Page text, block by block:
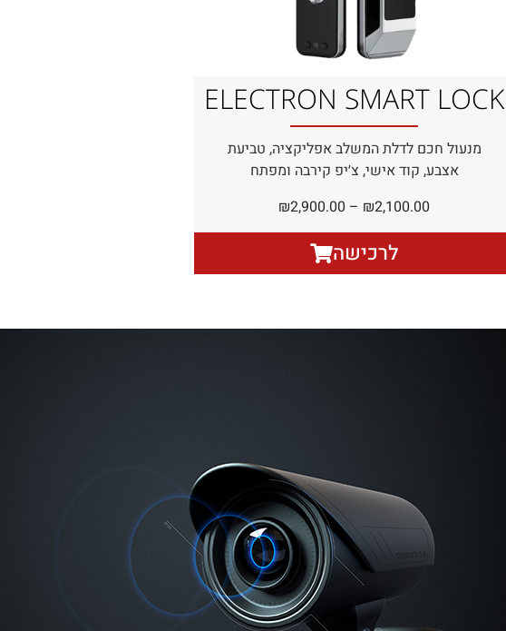
ELECTRON SMART LOCK
מנעול חכם לדלת המשלב אפליקציה, טביעת
אצבע, קוד אישי, צ׳יפ קירבה ומפתח
₪2,100.00
–
₪2,900.00
לרכישה